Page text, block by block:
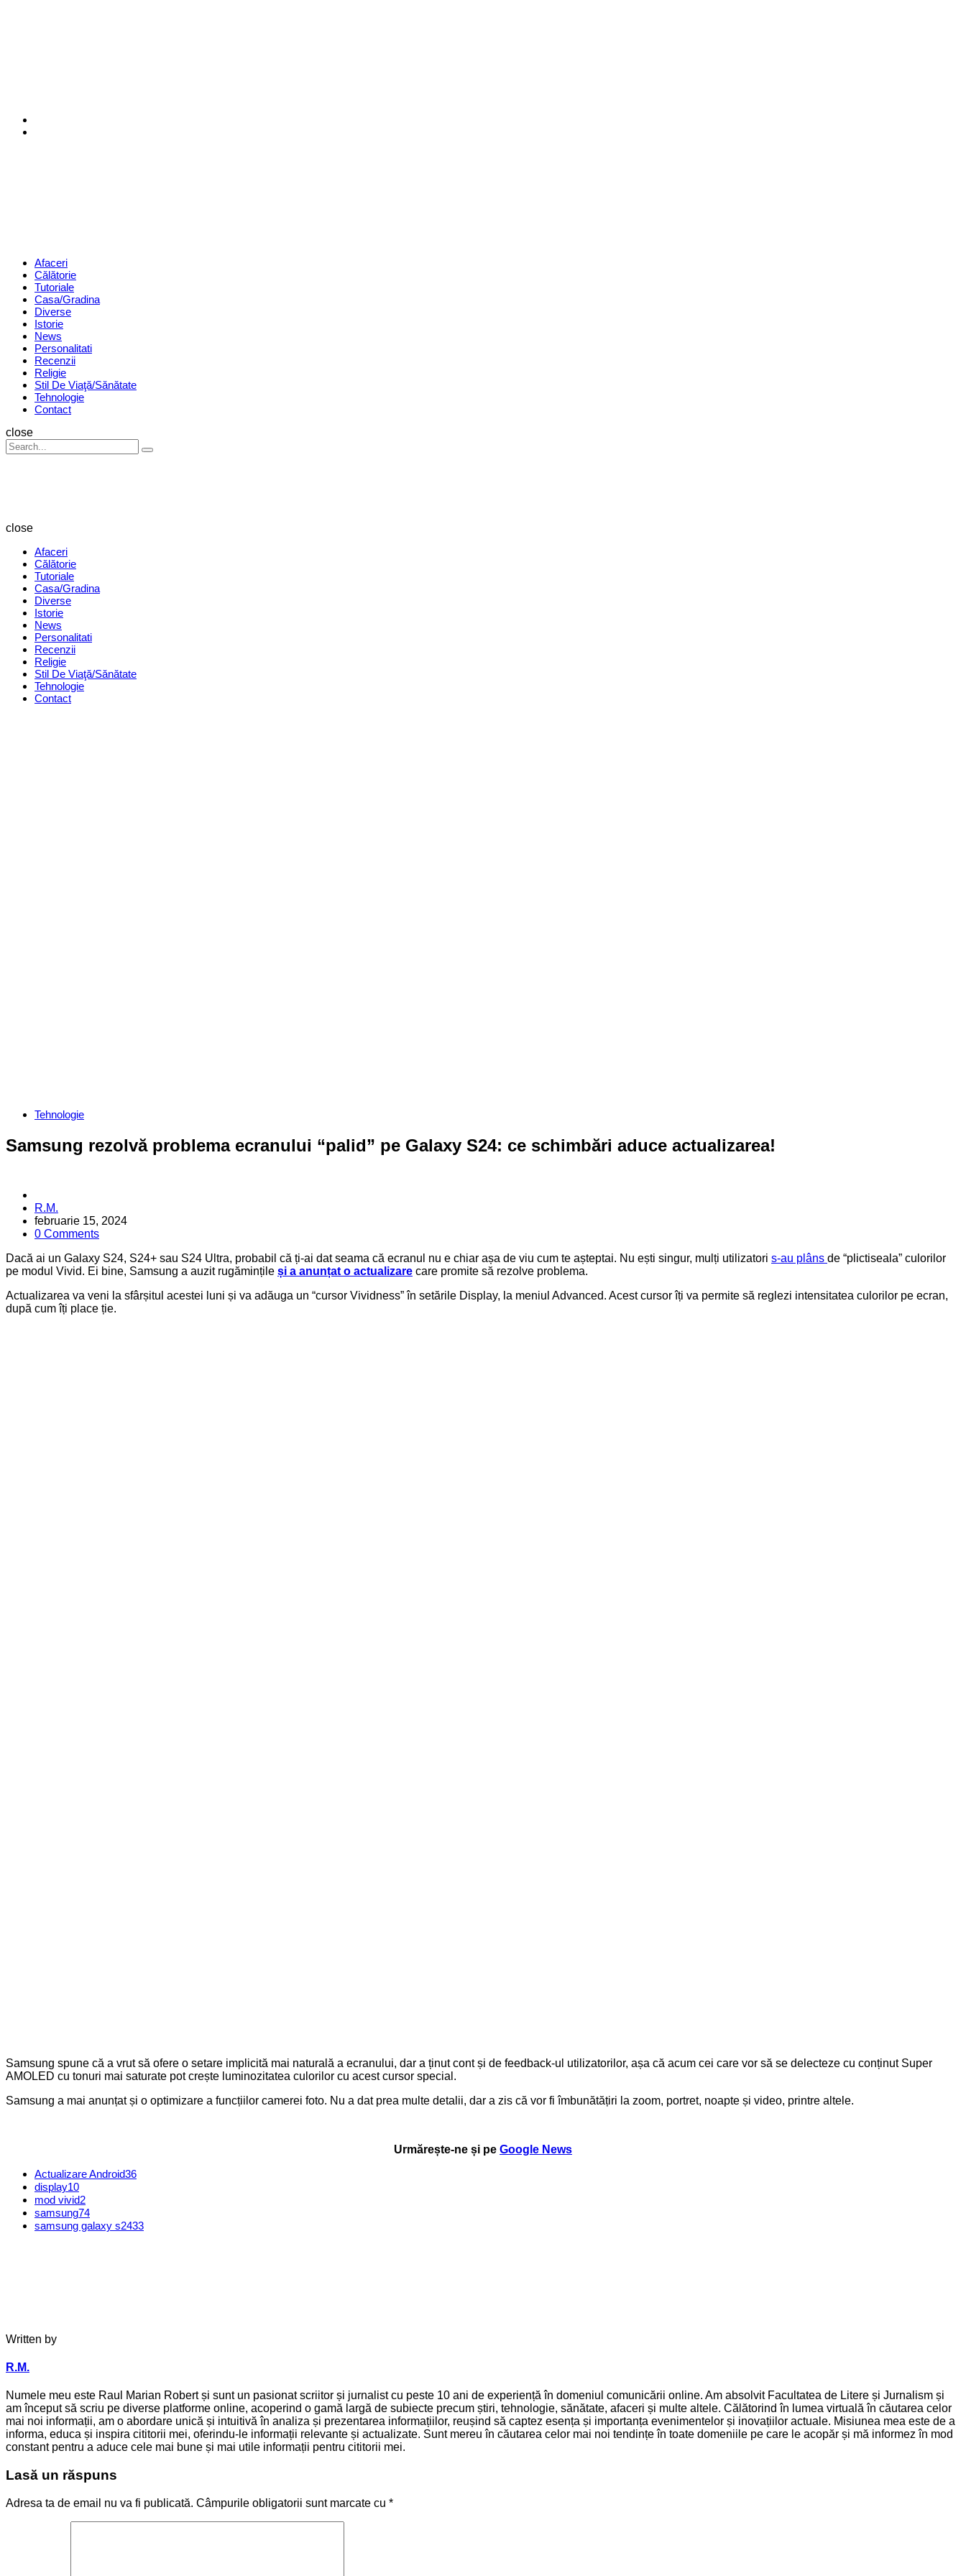
Menu Afaceri
Călătorie
Tutoriale
Casa/Gradina
Diverse
Istorie
News
Personalitati
Recenzii
Religie
Stil De Viaţă/Sănătate
Tehnologie
Contact
Search
close
Search
for:
Search
close
Afaceri
Călătorie
Tutoriale
Casa/Gradina
Diverse
Istorie
News
Personalitati
Recenzii
Religie
Stil De Viaţă/Sănătate
Tehnologie
Contact
Categories
Tehnologie
Samsung rezolvă problema ecranului “palid” pe Galaxy S24: ce schimbări aduce actualizarea!
Posted
by
R.M.
februarie 15, 2024
0 Comments
Dacă ai un Galaxy S24, S24+ sau S24 Ultra, probabil că ți-ai dat seama că ecranul nu e chiar așa de viu cum te așteptai. Nu ești singur, mulți utilizatori s-au plâns de “plictiseala” culorilor
pe modul Vivid. Ei bine, Samsung a auzit rugămințile și a anunțat o actualizare care promite să rezolve problema.
Actualizarea va veni la sfârșitul acestei luni și va adăuga un “cursor Vividness” în setările Display, la meniul Advanced. Acest cursor îți va permite să reglezi intensitatea culorilor pe ecran,
după cum îți place ție.
Samsung spune că a vrut să ofere o setare implicită mai naturală a ecranului, dar a ținut cont și de feedback-ul utilizatorilor, așa că acum cei care vor să se delecteze cu conținut Super
AMOLED cu tonuri mai saturate pot crește luminozitatea culorilor cu acest cursor special.
Samsung a mai anunțat și o optimizare a funcțiilor camerei foto. Nu a dat prea multe detalii, dar a zis că vor fi îmbunătățiri la zoom, portret, noapte și video, printre altele.
Urmărește-ne și pe Google News
Actualizare Android36
display10
mod vivid2
samsung74
samsung galaxy s2433
Written by
R.M.
Numele meu este Raul Marian Robert și sunt un pasionat scriitor și jurnalist cu peste 10 ani de experiență în domeniul comunicării online. Am absolvit Facultatea de Litere și Jurnalism și
am început să scriu pe diverse platforme online, acoperind o gamă largă de subiecte precum știri, tehnologie, sănătate, afaceri și multe altele. Călătorind în lumea virtuală în căutarea celor
mai noi informații, am o abordare unică și intuitivă în analiza și prezentarea informațiilor, reușind să captez esența și importanța evenimentelor și inovațiilor actuale. Misiunea mea este de a
informa, educa și inspira cititorii mei, oferindu-le informații relevante și actualizate. Sunt mereu în căutarea celor mai noi tendințe în toate domeniile pe care le acopăr și mă informez în mod
constant pentru a aduce cele mai bune și mai utile informații pentru cititorii mei.
Lasă un răspuns
Adresa ta de email nu va fi publicată. Câmpurile obligatorii sunt marcate cu *